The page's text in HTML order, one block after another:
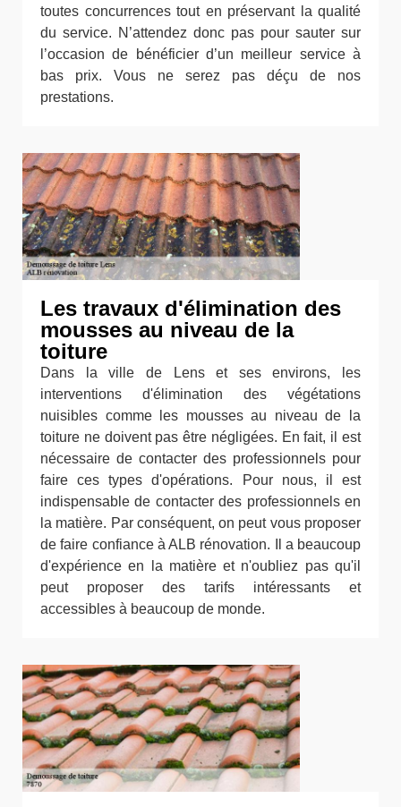
toutes concurrences tout en préservant la qualité
du service. N’attendez donc pas pour sauter sur
l’occasion de bénéficier d’un meilleur service à
bas prix. Vous ne serez pas déçu de nos
prestations.
Les travaux d'élimination des
mousses au niveau de la
toiture
Dans la ville de Lens et ses environs, les
interventions d'élimination des végétations
nuisibles comme les mousses au niveau de la
toiture ne doivent pas être négligées. En fait, il est
nécessaire de contacter des professionnels pour
faire ces types d'opérations. Pour nous, il est
indispensable de contacter des professionnels en
la matière. Par conséquent, on peut vous proposer
de faire confiance à ALB rénovation. Il a beaucoup
d'expérience en la matière et n'oubliez pas qu'il
peut proposer des tarifs intéressants et
accessibles à beaucoup de monde.